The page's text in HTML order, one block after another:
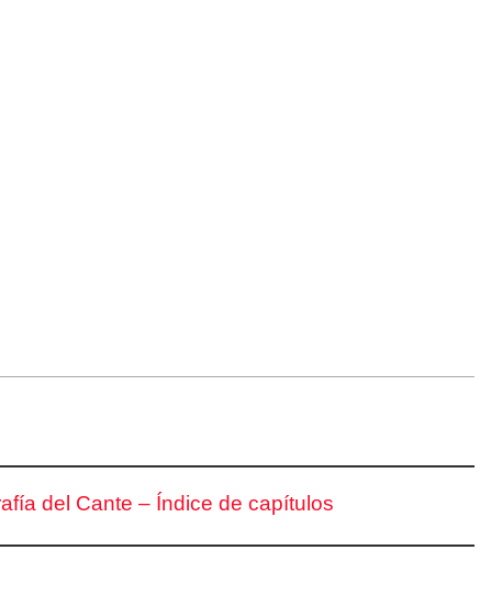
del Cante – Índice de capítulos